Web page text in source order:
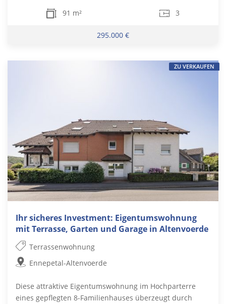
91 m² 3
295.000 €
Ihr sicheres Investment: Eigentumswohnung
mit Terrasse, Garten und Garage in Altenvoerde
Terrassenwohnung
Ennepetal-Altenvoerde
Diese attraktive Eigentumswohnung im Hochparterre
eines gepflegten 8-Familienhauses überzeugt durch
ZU VERKAUFEN